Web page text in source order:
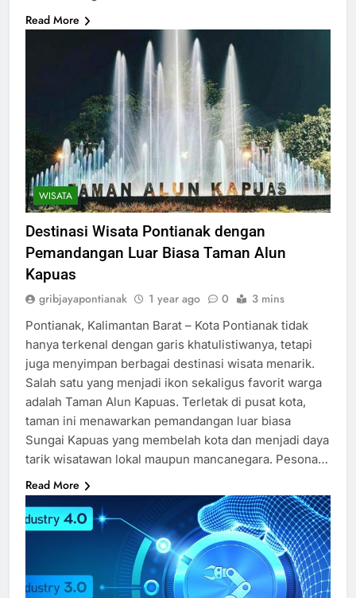
Read More
WISATA
Destinasi Wisata Pontianak dengan
Pemandangan Luar Biasa Taman Alun
Kapuas
gribjayapontianak 1 year ago 0 3 mins
Pontianak, Kalimantan Barat – Kota Pontianak tidak
hanya terkenal dengan garis khatulistiwanya, tetapi
juga menyimpan berbagai destinasi wisata menarik.
Salah satu yang menjadi ikon sekaligus favorit warga
adalah Taman Alun Kapuas. Terletak di pusat kota,
taman ini menawarkan pemandangan luar biasa
Sungai Kapuas yang membelah kota dan menjadi daya
tarik wisatawan lokal maupun mancanegara. Pesona…
Read More